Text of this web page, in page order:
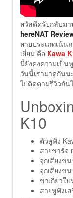
สวัสดีครับกลับมา
hereNAT
สายประเภทเน้น
เยี่ยม คือ Kawa
นี้ยังคงความเป็น
วันนี้เรามาดูกันน
ไปติดตามรีวิวกัน
K10
ตัวหูฟัง
สายชาร์จ
จุกเสียงข
จุกเสียงข
ขาเกี่ยวใบ
สายหูฟังเ